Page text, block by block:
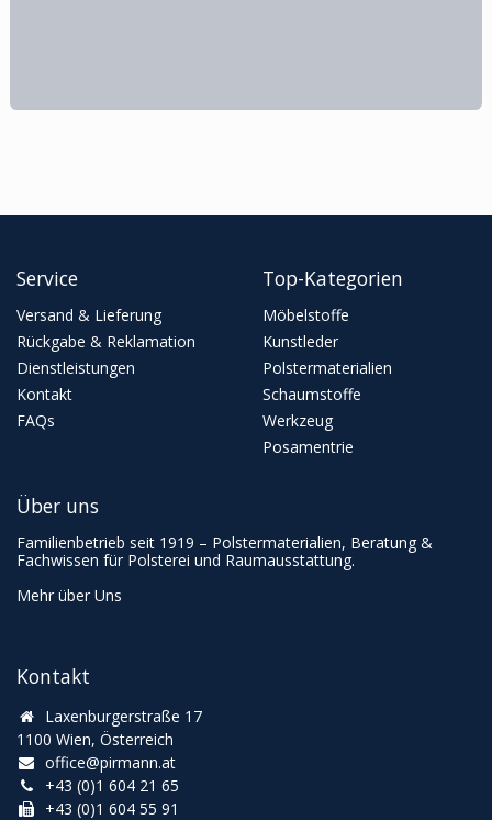
Service
Versand & Lieferung
Rückgabe & Reklamation
Dienstleistungen
Kontakt
FAQs
Top-Kategorien
Möbelstoffe
Kunstleder
Polstermaterialien
Schaumstoffe
Werkzeug
Posamentrie
Kontakt
Laxenburgerstraße 17
1100 Wien, Österreich
office@pirmann.at
+43 (0)1 604 21 65
+43 (0)1 604 55 91
Über uns
Familienbetrieb seit 1919 – Polstermaterialien, Beratung &
Fachwissen für Polsterei und Raumausstattung.
Mehr über Uns